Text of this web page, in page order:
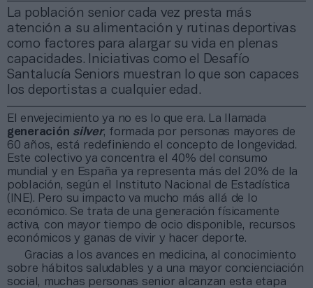
La población senior cada vez presta más
atención a su alimentación y rutinas deportivas
como factores para alargar su vida en plenas
capacidades. Iniciativas como el Desafío
Santalucía Seniors muestran lo que son capaces
los deportistas a cualquier edad.
El envejecimiento ya no es lo que era. La llamada
generación silver, formada por personas mayores de
60 años, está redefiniendo el concepto de longevidad.
Este colectivo ya concentra el 40% del consumo
mundial y en España ya representa más del 20% de la
población, según el Instituto Nacional de Estadística
(INE). Pero su impacto va mucho más allá de lo
económico. Se trata de una generación físicamente
activa, con mayor tiempo de ocio disponible, recursos
económicos y ganas de vivir y hacer deporte.
Gracias a los avances en medicina, al conocimiento
sobre hábitos saludables y a una mayor concienciación
social, muchas personas senior alcanzan esta etapa